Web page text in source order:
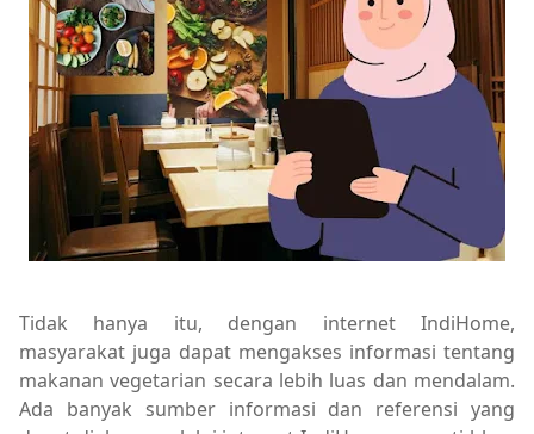
Tidak hanya itu, dengan internet IndiHome,
masyarakat juga dapat mengakses informasi tentang
makanan vegetarian secara lebih luas dan mendalam.
Ada banyak sumber informasi dan referensi yang